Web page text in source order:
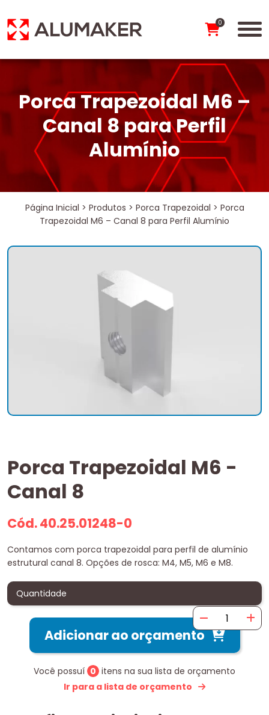
0
Porca Trapezoidal M6 –
Canal 8 para Perfil
Alumínio
Página Inicial > Produtos > Porca Trapezoidal > Porca
Trapezoidal M6 – Canal 8 para Perfil Alumínio
Porca Trapezoidal M6 -
Canal 8
Cód. 40.25.01248-0
Contamos com porca trapezoidal para perfil de alumínio
estrutural canal 8. Opções de rosca: M4, M5, M6 e M8.
Quantidade
Adicionar ao orçamento
Você possuí 0 itens na sua lista de orçamento
Ir para a lista de orçamento